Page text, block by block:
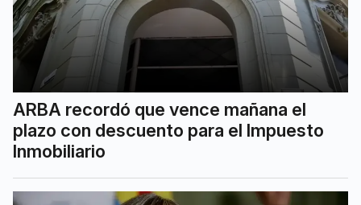
ARBA recordó que vence mañana el
plazo con descuento para el Impuesto
Inmobiliario